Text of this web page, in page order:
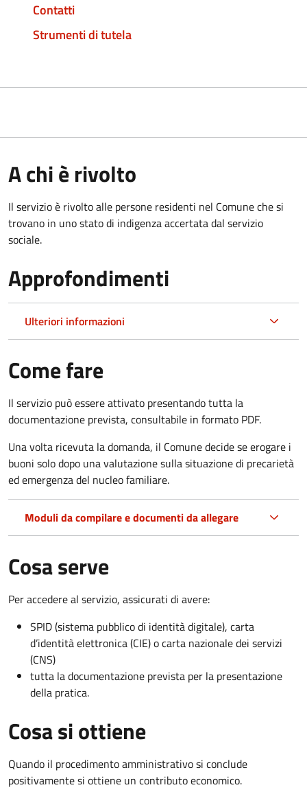
Contatti
Strumenti di tutela
A chi è rivolto
Il servizio è rivolto alle persone residenti nel Comune che si
trovano in uno stato di indigenza accertata dal servizio
sociale.
Approfondimenti
Ulteriori informazioni
Come fare
Il servizio può essere attivato presentando tutta la
documentazione prevista, consultabile in formato PDF.
Una volta ricevuta la domanda, il Comune decide se erogare i
buoni solo dopo una valutazione sulla situazione di precarietà
ed emergenza del nucleo familiare.
Moduli da compilare e documenti da allegare
Cosa serve
Per accedere al servizio, assicurati di avere:
SPID (sistema pubblico di identità digitale), carta
d’identità elettronica (CIE) o carta nazionale dei servizi
(CNS)
tutta la documentazione prevista per la presentazione
della pratica.
Cosa si ottiene
Quando il procedimento amministrativo si conclude
positivamente si ottiene un contributo economico.